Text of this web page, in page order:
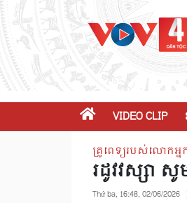
VIDEO CLIP
គ្រូពេទ្យរបស់លោកអ្ន
រដូវវស្សា
Thứ ba, 16:48, 02/06/2026